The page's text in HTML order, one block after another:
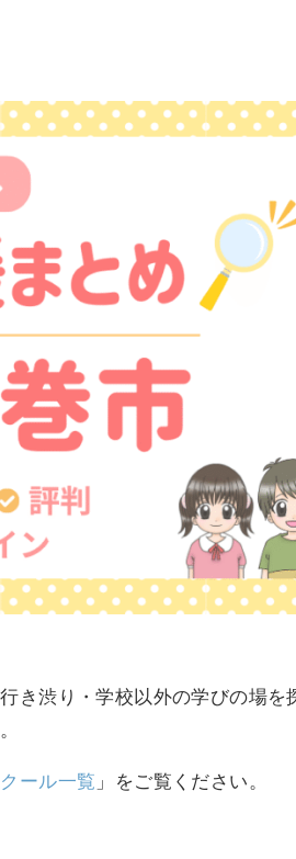
き渋り・学校以外の学びの場を
ール一覧 」をご覧ください。